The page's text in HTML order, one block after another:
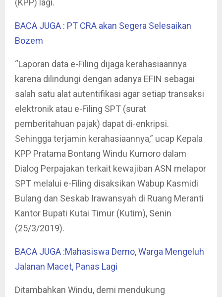
(KPP) lagi.
BACA JUGA : PT CRA akan Segera Selesaikan
Bozem
“Laporan data e-Filing dijaga kerahasiaannya
karena dilindungi dengan adanya EFIN sebagai
salah satu alat autentifikasi agar setiap transaksi
elektronik atau e-Filing SPT (surat
pemberitahuan pajak) dapat di-enkripsi.
Sehingga terjamin kerahasiaannya,” ucap Kepala
KPP Pratama Bontang Windu Kumoro dalam
Dialog Perpajakan terkait kewajiban ASN melapor
SPT melalui e-Filing disaksikan Wabup Kasmidi
Bulang dan Seskab Irawansyah di Ruang Meranti
Kantor Bupati Kutai Timur (Kutim), Senin
(25/3/2019).
BACA JUGA :Mahasiswa Demo, Warga Mengeluh
Jalanan Macet, Panas Lagi
Ditambahkan Windu, demi mendukung